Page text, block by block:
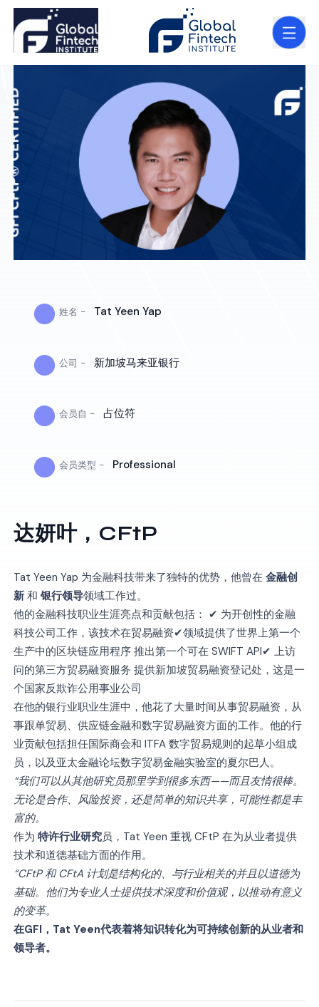
● 姓名 - Tat Yeen Yap
● 公司 - 新加坡马来亚银行
● 会员自 - 占位符
● 会员类型 - Professional
达妍叶，CFtP
Tat Yeen Yap 为金融科技带来了独特的优势，他曾在金融创
新 和银行领导领域工作过。
他的金融科技职业生涯亮点和贡献包括： ✔ 为开创性的金融
科技公司工作，该技术在贸易融资✔领域提供了世界上第一个
生产中的区块链应用程序 推出第一个可在 SWIFT API✔ 上访
问的第三方贸易融资服务 提供新加坡贸易融资登记处，这是一
个国家反欺诈公用事业公司
在他的银行业职业生涯中，他花了大量时间从事贸易融资，从
事跟单贸易、供应链金融和数字贸易融资方面的工作。他的行
业贡献包括担任国际商会和 ITFA 数字贸易规则的起草小组成
员，以及亚太金融论坛数字贸易金融实验室的夏尔巴人。
“我们可以从其他研究员那里学到很多东西——而且友情很棒。
无论是合作、风险投资，还是简单的知识共享，可能性都是丰
富的。
作为特许行业研究员，Tat Yeen 重视 CFtP 在为从业者提供
技术和道德基础方面的作用。
“CFtP 和 CFtA 计划是结构化的、与行业相关的并且以道德为
基础。他们为专业人士提供技术深度和价值观，以推动有意义
的变革。
在GFI，Tat Yeen代表着将知识转化为可持续创新的从业者和
领导者。